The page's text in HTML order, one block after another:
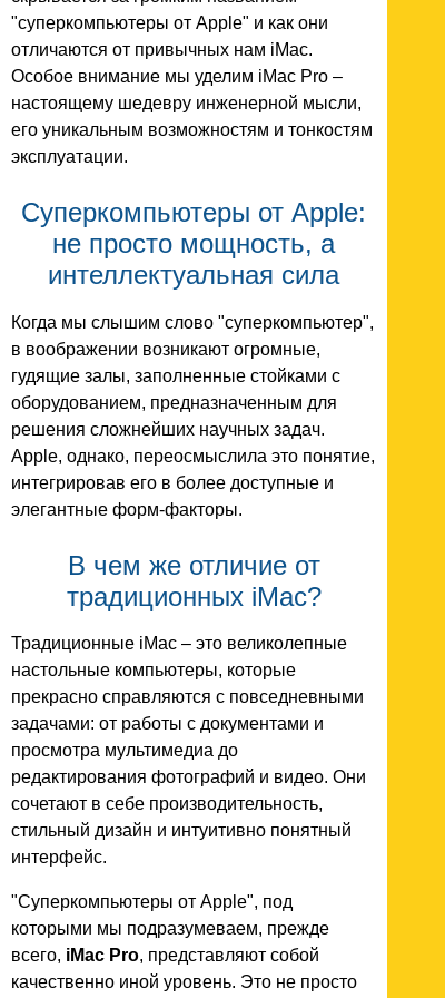
"суперкомпьютеры от Apple" и как они
отличаются от привычных нам iMac.
Особое внимание мы уделим iMac Pro –
настоящему шедевру инженерной мысли,
его уникальным возможностям и тонкостям
эксплуатации.
Суперкомпьютеры от Apple:
не просто мощность, а
интеллектуальная сила
Когда мы слышим слово "суперкомпьютер",
в воображении возникают огромные,
гудящие залы, заполненные стойками с
оборудованием, предназначенным для
решения сложнейших научных задач.
Apple, однако, переосмыслила это понятие,
интегрировав его в более доступные и
элегантные форм-факторы.
В чем же отличие от
традиционных iMac?
Традиционные iMac – это великолепные
настольные компьютеры, которые
прекрасно справляются с повседневными
задачами: от работы с документами и
просмотра мультимедиа до
редактирования фотографий и видео. Они
сочетают в себе производительность,
стильный дизайн и интуитивно понятный
интерфейс.
"Суперкомпьютеры от Apple", под
которыми мы подразумеваем, прежде
всего, iMac Pro, представляют собой
качественно иной уровень. Это не просто